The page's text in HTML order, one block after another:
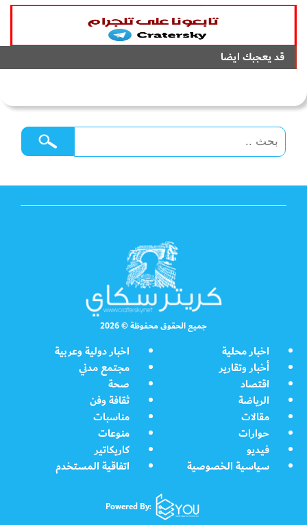
قد يعجبك ايضا
جميع الحقوق محفوظة © 2026
اخبار محلية
اخبار دولية وعربية
أخبار وتقارير
مجتمع مدني
اقتصاد
صحة
الرياضة
ثقافة وفن
مقالات
مناسبات
حوارات
منوعات
فيديو
كاريكاتير
سياسية الخصوصية
اتفاقية المستخدم
Powered By: